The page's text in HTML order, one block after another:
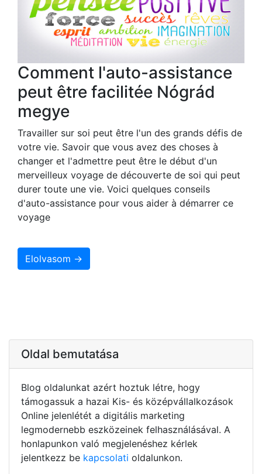
Comment l'auto-assistance
peut être facilitée Nógrád
megye
Travailler sur soi peut être l'un des grands défis de
votre vie. Savoir que vous avez des choses à
changer et l'admettre peut être le début d'un
merveilleux voyage de découverte de soi qui peut
durer toute une vie. Voici quelques conseils
d'auto-assistance pour vous aider à démarrer ce
voyage
Elolvasom →
Oldal bemutatása
Blog oldalunkat azért hoztuk létre, hogy
támogassuk a hazai Kis- és középvállalkozások
Online jelenlétét a digitális marketing
legmodernebb eszközeinek felhasználásával. A
honlapunkon való megjelenéshez kérlek
jelentkezz be kapcsolati oldalunkon.